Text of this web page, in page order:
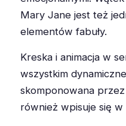
Mary Jane jest też
elementów fabuły.
Kreska i animacja w
wszystkim
skomponowana
również wpisuje się